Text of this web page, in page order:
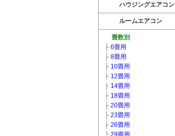
ハウジングエアコン
ルームエアコン
畳数別
├ 6畳用
├ 8畳用
├ 10畳用
├ 12畳用
├ 14畳用
├ 18畳用
├ 20畳用
├ 23畳用
├ 26畳用
└ 29畳用